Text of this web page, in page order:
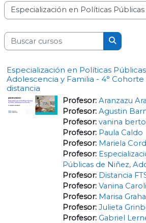
Categorías
Buscar cursos
Buscar
Especialización en Políticas
Adolescencia y Familia - 4°
distancia
Profesor: Aranzazu
Profesor: Agustin
Profesor: vanina
Profesor: Paula Caldo
Profesor: Mariela
Profesor:
Públicas de Niñez,
Profesor: Distancia
Profesor: Vanina
Profesor: Marisa
Profesor: Julieta
Profesor: Gabriel